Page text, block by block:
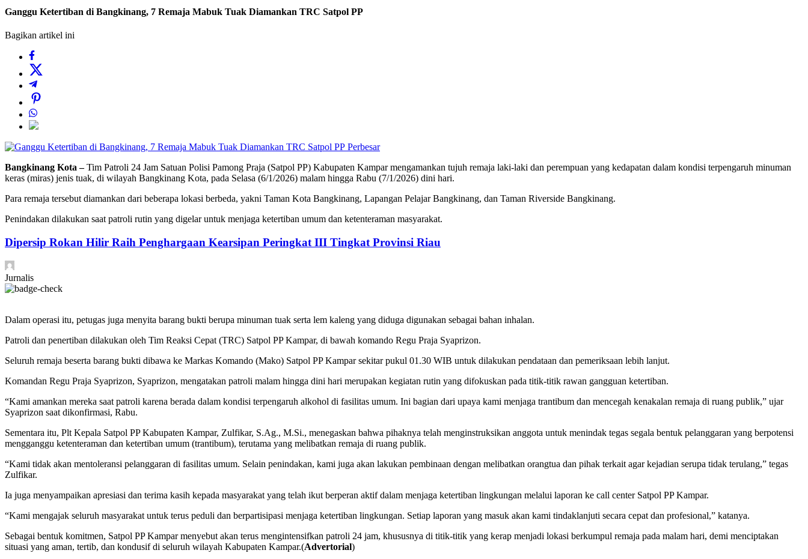
Ganggu Ketertiban di Bangkinang, 7 Remaja Mabuk Tuak Diamankan TRC Satpol PP
Bagikan artikel ini
Perbesar
Bangkinang Kota –Tim Patroli 24 Jam Satuan Polisi Pamong Praja (Satpol PP) Kabupaten Kampar mengamankan tujuh remaja laki-laki dan perempuan yang kedapatan dalam kondisi terpengaruh minuman
keras (miras) jenis tuak, di wilayah Bangkinang Kota, pada Selasa (6/1/2026) malam hingga Rabu (7/1/2026) dini hari.
Para remaja tersebut diamankan dari beberapa lokasi berbeda, yakni Taman Kota Bangkinang, Lapangan Pelajar Bangkinang, dan Taman Riverside Bangkinang.
Penindakan dilakukan saat patroli rutin yang digelar untuk menjaga ketertiban umum dan ketenteraman masyarakat.
Dipersip Rokan Hilir Raih Penghargaan Kearsipan Peringkat III Tingkat Provinsi Riau
Jurnalis
Dalam operasi itu, petugas juga menyita barang bukti berupa minuman tuak serta lem kaleng yang diduga digunakan sebagai bahan inhalan.
Patroli dan penertiban dilakukan oleh Tim Reaksi Cepat (TRC) Satpol PP Kampar, di bawah komando Regu Praja Syaprizon.
Seluruh remaja beserta barang bukti dibawa ke Markas Komando (Mako) Satpol PP Kampar sekitar pukul 01.30 WIB untuk dilakukan pendataan dan pemeriksaan lebih lanjut.
Komandan Regu Praja Syaprizon, Syaprizon, mengatakan patroli malam hingga dini hari merupakan kegiatan rutin yang difokuskan pada titik-titik rawan gangguan ketertiban.
“Kami amankan mereka saat patroli karena berada dalam kondisi terpengaruh alkohol di fasilitas umum. Ini bagian dari upaya kami menjaga trantibum dan mencegah kenakalan remaja di ruang publik,” ujar
Syaprizon saat dikonfirmasi, Rabu.
Sementara itu, Plt Kepala Satpol PP Kabupaten Kampar, Zulfikar, S.Ag., M.Si., menegaskan bahwa pihaknya telah menginstruksikan anggota untuk menindak tegas segala bentuk pelanggaran yang berpotensi
mengganggu ketenteraman dan ketertiban umum (trantibum), terutama yang melibatkan remaja di ruang publik.
“Kami tidak akan mentoleransi pelanggaran di fasilitas umum. Selain penindakan, kami juga akan lakukan pembinaan dengan melibatkan orangtua dan pihak terkait agar kejadian serupa tidak terulang,” tegas
Zulfikar.
Ia juga menyampaikan apresiasi dan terima kasih kepada masyarakat yang telah ikut berperan aktif dalam menjaga ketertiban lingkungan melalui laporan ke call center Satpol PP Kampar.
“Kami mengajak seluruh masyarakat untuk terus peduli dan berpartisipasi menjaga ketertiban lingkungan. Setiap laporan yang masuk akan kami tindaklanjuti secara cepat dan profesional,” katanya.
Sebagai bentuk komitmen, Satpol PP Kampar menyebut akan terus mengintensifkan patroli 24 jam, khususnya di titik-titik yang kerap menjadi lokasi berkumpul remaja pada malam hari, demi menciptakan
situasi yang aman, tertib, dan kondusif di seluruh wilayah Kabupaten Kampar.(Advertorial)